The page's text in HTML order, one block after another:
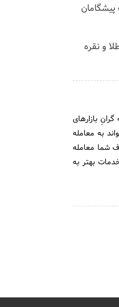
پیشگامان
و نقره
بازارهای
تواند به معامله
شما معامله
بهتر به